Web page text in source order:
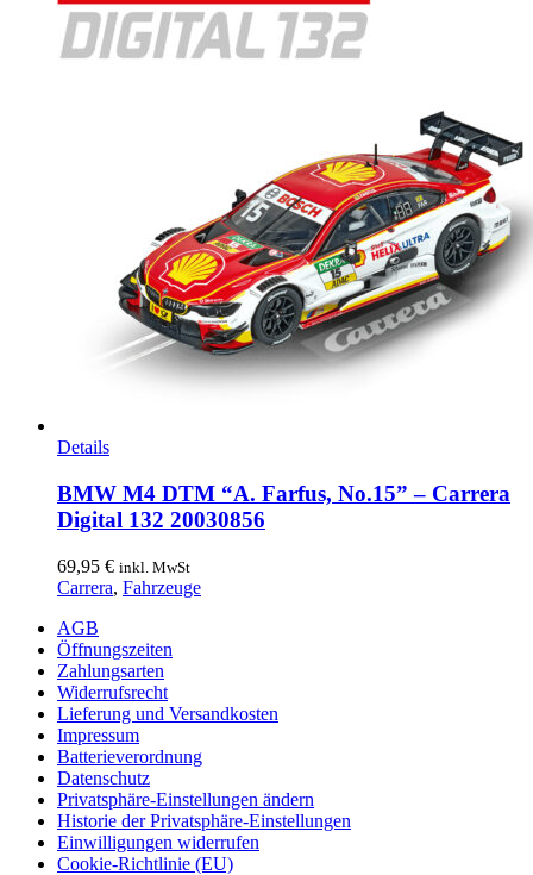
Details
BMW M4 DTM “A. Farfus, No.15” – Carrera
Digital 132 20030856
69,95 € inkl. MwSt
Carrera, Fahrzeuge
AGB
Öffnungszeiten
Zahlungsarten
Widerrufsrecht
Lieferung und Versandkosten
Impressum
Batterieverordnung
Datenschutz
Privatsphäre-Einstellungen ändern
Historie der Privatsphäre-Einstellungen
Einwilligungen widerrufen
Cookie-Richtlinie (EU)